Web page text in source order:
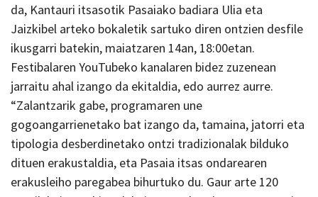
da, Kantauri itsasotik Pasaiako badiara Ulia eta
Jaizkibel arteko bokaletik sartuko diren ontzien desfile
ikusgarri batekin, maiatzaren 14an, 18:00etan.
Festibalaren YouTubeko kanalaren bidez zuzenean
jarraitu ahal izango da ekitaldia, edo aurrez aurre.
“Zalantzarik gabe, programaren une
gogoangarrienetako bat izango da, tamaina, jatorri eta
tipologia desberdinetako ontzi tradizionalak bilduko
dituen erakustaldia, eta Pasaia itsas ondarearen
erakusleiho paregabea bihurtuko du. Gaur arte 120